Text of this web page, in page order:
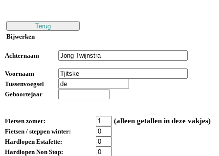
Bijwerken
Achternaam
Voornaam
Tussenvoegsel
Geboortejaar
Fietsen zomer: (alleen getallen in deze vakjes)
Fietsen / steppen winter:
Hardlopen Estafette:
Hardlopen Non Stop: